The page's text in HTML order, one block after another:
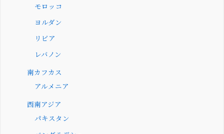
モロッコ
ヨルダン
リビア
レバノン
南カフカス
アルメニア
西南アジア
パキスタン